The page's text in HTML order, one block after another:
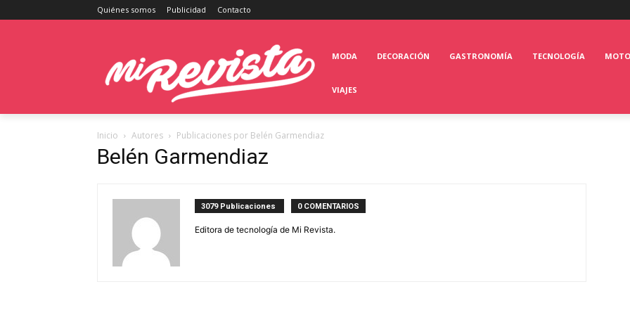
Quiénes somos Publicidad Contacto
MODA DECORACIÓN GASTRONOMÍA TECNOLOGÍA
VIAJES
Inicio Autores Publicaciones por Belén Garmendiaz
Belén Garmendiaz
3079 Publicaciones 0 COMENTARIOS
Editora de tecnología de Mi Revista.